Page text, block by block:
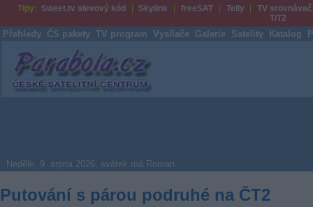
Tipy: Sweet.tv slevový kód Skylink freeSAT Telly
TV srovnávač
T/T2
Přehledy ČS pakety TV program Vysílače Galerie Satelity Katalog
Parabola.cz
Neděle, 9. srpna 2026, svátek má Roman
Putování s párou podruhé na ČT2